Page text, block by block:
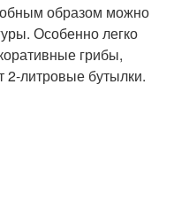
образом можно
Особенно легко
грибы,
2-литровые бутылки.